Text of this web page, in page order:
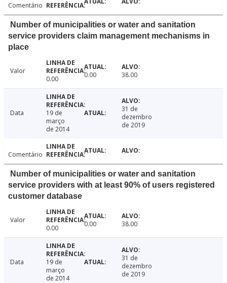
Comentário
Number of municipalities or water and sanitation
service providers claim management mechanisms in
place
Valor
0.00
0.00 38.00
Data
19 de
março
de 2014
31 de
dezembro
de 2019
Comentário
Number of municipalities or water and sanitation
service providers with at least 90% of users registered
customer database
Valor
0.00
0.00 38.00
Data
19 de
março
de 2014
31 de
dezembro
de 2019